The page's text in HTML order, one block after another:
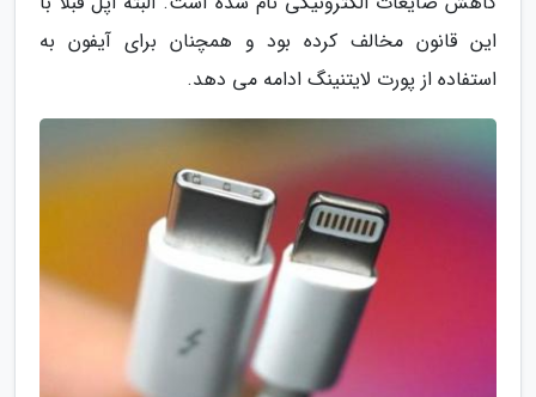
این قانون مخالف کرده بود و همچنان برای آیفون به
استفاده از پورت لایتنینگ ادامه می دهد.